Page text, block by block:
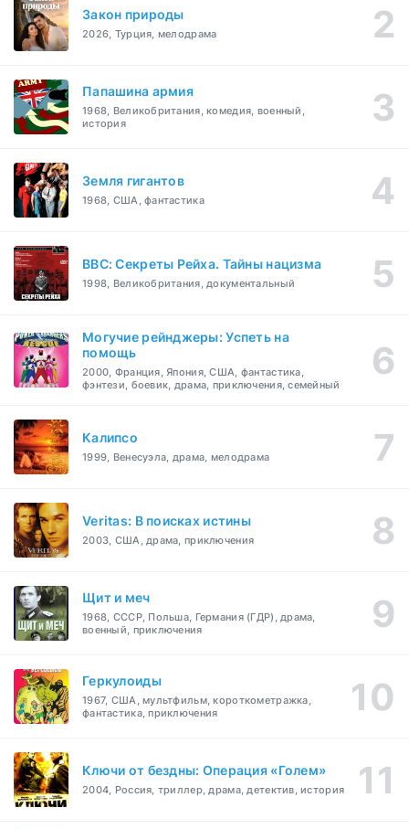
Закон природы
2026, Турция, мелодрама
Папашина армия
1968, Великобритания, комедия, военный,
история
Земля гигантов
1968, США, фантастика
BBC: Секреты Рейха. Тайны нацизма
1998, Великобритания, документальный
Могучие рейнджеры: Успеть на
помощь
2000, Франция, Япония, США, фантастика,
фэнтези, боевик, драма, приключения, семейный
Калипсо
1999, Венесуэла, драма, мелодрама
Veritas: В поисках истины
2003, США, драма, приключения
Щит и меч
1968, СССР, Польша, Германия (ГДР), драма,
военный, приключения
Геркулоиды
1967, США, мультфильм, короткометражка,
фантастика, приключения
Ключи от бездны: Операция «Голем»
2004, Россия, триллер, драма, детектив, история